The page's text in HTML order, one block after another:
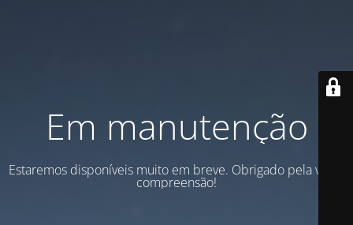
Em manutenção
Estaremos disponíveis muito em breve. Obrigado pela vossa
compreensão!